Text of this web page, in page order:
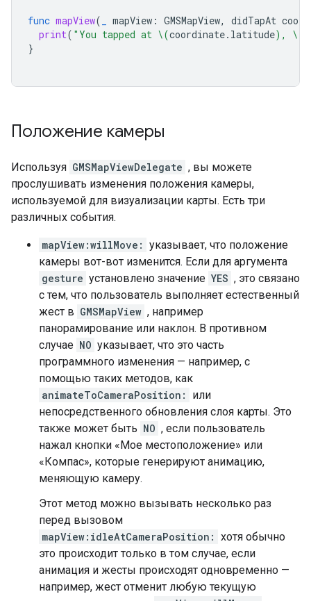
func mapView( mapView : GMSMapView, didTapAt
print( "You tapped at \(coordinate. latitude) , \(
}
Положение камеры
Используя GMSMapViewDelegate , вы можете
прослушивать изменения положения камеры,
используемой для визуализации карты. Есть три
различных события.
mapView:willMove: указывает, что положение
камеры вот-вот изменится. Если для аргумента
gesture установлено значение YES , это связано
с тем, что пользователь выполняет естественный
жест в GMSMapView , например
панорамирование или наклон. В противном
случае NO указывает, что это часть
программного изменения — например, с
помощью таких методов, как
animateToCameraPosition:
или
непосредственного обновления слоя карты. Это
также может быть NO , если пользователь
нажал кнопки «Мое местоположение» или
«Компас», которые генерируют анимацию,
меняющую камеру.
Этот метод можно вызывать несколько раз
перед вызовом
mapView:idleAtCameraPosition: хотя обычно
это происходит только в том случае, если
анимация и жесты происходят одновременно —
например, жест отменит любую текущую